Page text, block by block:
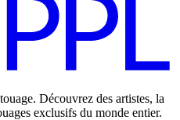
Découvrez des artistes, la
exclusifs du monde entier.